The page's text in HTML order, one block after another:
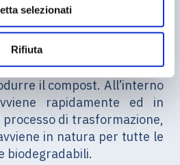
selezionati
Rifiuta
composter
organici, avanzi di cibo e
il compost. All’interno
rapidamente ed in
di trasformazione,
in natura per tutte le
biodegradabili.